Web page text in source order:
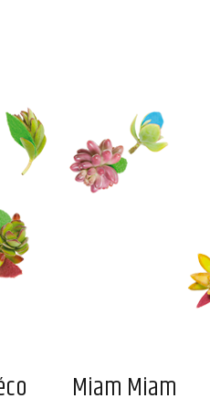
les fasse vivre…
Miam Miam